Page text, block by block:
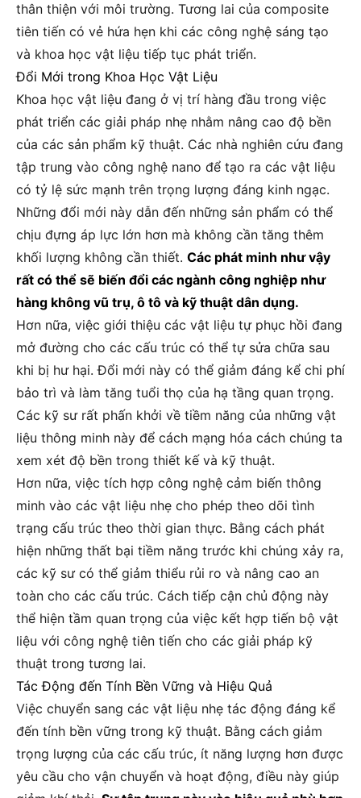
thân thiện với môi trường. Tương lai của composite
tiên tiến có vẻ hứa hẹn khi các công nghệ sáng tạo
và khoa học vật liệu tiếp tục phát triển.
Đổi Mới trong Khoa Học Vật Liệu
Khoa học vật liệu đang ở vị trí hàng đầu trong việc
phát triển các giải pháp nhẹ nhằm nâng cao độ bền
của các sản phẩm kỹ thuật. Các nhà nghiên cứu đang
tập trung vào công nghệ nano để tạo ra các vật liệu
có tỷ lệ sức mạnh trên trọng lượng đáng kinh ngạc.
Những đổi mới này dẫn đến những sản phẩm có thể
chịu đựng áp lực lớn hơn mà không cần tăng thêm
khối lượng không cần thiết. Các phát minh như vậy
rất có thể sẽ biến đổi các ngành công nghiệp như
hàng không vũ trụ, ô tô và kỹ thuật dân dụng.
Hơn nữa, việc giới thiệu các vật liệu tự phục hồi đang
mở đường cho các cấu trúc có thể tự sửa chữa sau
khi bị hư hại. Đổi mới này có thể giảm đáng kể chi phí
bảo trì và làm tăng tuổi thọ của hạ tầng quan trọng.
Các kỹ sư rất phấn khởi về tiềm năng của những vật
liệu thông minh này để cách mạng hóa cách chúng ta
xem xét độ bền trong thiết kế và kỹ thuật.
Hơn nữa, việc tích hợp công nghệ cảm biến thông
minh vào các vật liệu nhẹ cho phép theo dõi tình
trạng cấu trúc theo thời gian thực. Bằng cách phát
hiện những thất bại tiềm năng trước khi chúng xảy ra,
các kỹ sư có thể giảm thiểu rủi ro và nâng cao an
toàn cho các cấu trúc. Cách tiếp cận chủ động này
thể hiện tầm quan trọng của việc kết hợp tiến bộ vật
liệu với công nghệ tiên tiến cho các giải pháp kỹ
thuật trong tương lai.
Tác Động đến Tính Bền Vững và Hiệu Quả
Việc chuyển sang các vật liệu nhẹ tác động đáng kể
đến tính bền vững trong kỹ thuật. Bằng cách giảm
trọng lượng của các cấu trúc, ít năng lượng hơn được
yêu cầu cho vận chuyển và hoạt động, điều này giúp